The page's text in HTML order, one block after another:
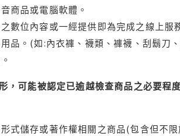
商品或電腦軟體。
數位內容或一經提供即為完成之線上
品。(如:內衣褲、襪類、褲襪、刮鬍刀
，可能被認定已逾越檢查商品之必要
式儲存或著作權相關之商品(包含但不